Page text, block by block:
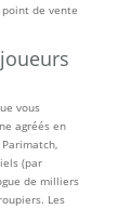
de vente
vous
agréés en
(par
de milliers
Les